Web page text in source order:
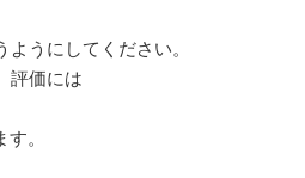
うにしてください。
評価には
。